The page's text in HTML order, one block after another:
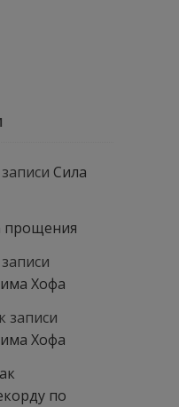
Сила
прощения
Хофа
к записи
Хофа
по